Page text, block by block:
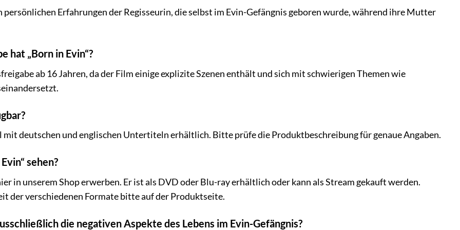
persönlichen Erfahrungen der Regisseurin, die selbst im Evin-Gefängnis geboren wurde, während ihre Mutter
hat „Born in Evin“?
ab 16 Jahren, da der Film einige explizite Szenen enthält und sich mit schwierigen Themen wie
mit deutschen und englischen Untertiteln erhältlich. Bitte prüfe die Produktbeschreibung für genaue Angaben.
sehen?
in unserem Shop erwerben. Er ist als DVD oder Blu-ray erhältlich oder kann als Stream gekauft werden.
der verschiedenen Formate bitte auf der Produktseite.
die negativen Aspekte des Lebens im Evin-Gefängnis?